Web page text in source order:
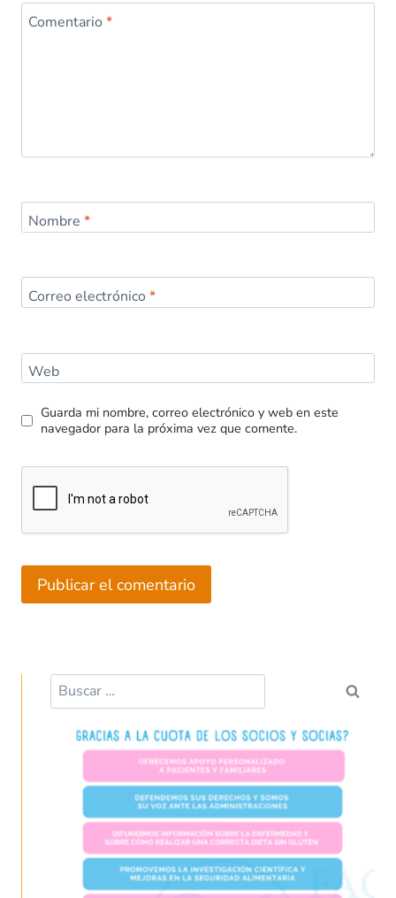
Comentario *
Nombre *
Correo electrónico *
Web
Guarda mi nombre, correo electrónico y web en este
navegador para la próxima vez que comente.